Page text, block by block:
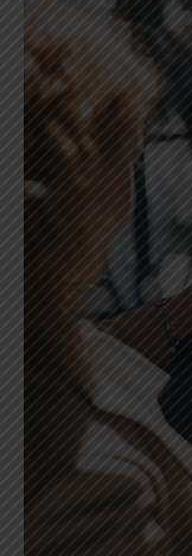
dla
maturzystów
–
artykuł